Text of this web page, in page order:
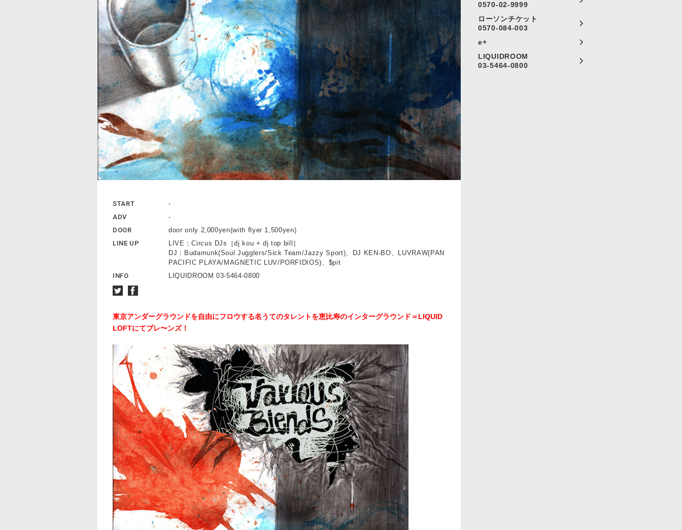
0570-02-9999
ローソンチケット
0570-084-003
e+
LIQUIDROOM
03-5464-0800
START
-
ADV
-
DOOR
door only 2,000yen(with flyer 1,500yen)
LINE UP
LIVE：Circus DJs［dj kou + dj top bill］
DJ：Budamunk(Soul Jugglers/Sick Team/Jazzy Sport)、DJ KEN-BO、LUVRAW(PAN
PACIFIC PLAYA/MAGNETIC LUV/PORFIDIOS)、$pit
INFO
LIQUIDROOM 03-5464-0800
東京アンダーグラウンドを自由にフロウする名うてのタレントを恵比寿のインターグラウンド＝LIQUID
LOFTにてブレ〜ンズ！